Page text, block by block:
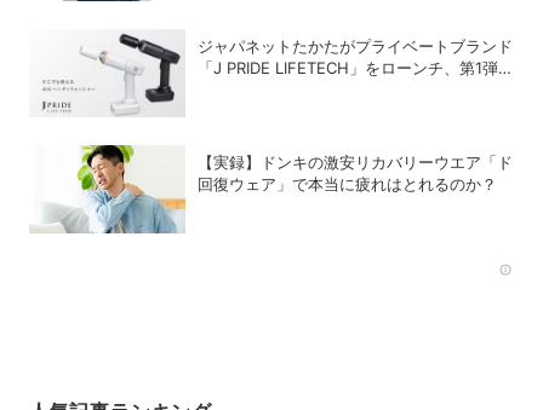
ジャパネットたかたがプライベートブランド
「J PRIDE LIFETECH」をローンチ、第1弾
【実録】ドンキの激安リカバリーウエア「ド
回復ウェア」で本当に疲れはとれるのか？